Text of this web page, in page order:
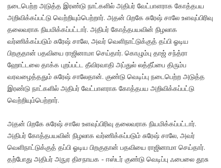
நடைபெற்ற அடுத்த இரண்டு நாட்களில் அதிபர் வேட்பாளராக கோத்தபய
அறிவிக்கப்பட்டு வெற்றியும்பெற்றார். அதன் பிறகே சுரேஷ் சாலே உளவுப்பிரிவு
தலைவராக நியமிக்கப்பட்டார். அதிபர் கோத்தபயவின் நிழலாக
வர்ணிக்கப்படும் சுரேஷ் சாலே, அவர் வெளிநாட்டுக்குத் தப்பி ஓடிய
பிறகுதான் பதவியை ராஜினாமா செய்தார். கொழும்பு தாஜ் சந்த்ரா
ஹோட்டலை தாக்க புறப்பட்ட தீவிரவாதி அப்துல் லத்தீப்பை திரும்ப
வரவழைத்ததும் சுரேஷ் சாலேதான். குண்டு வெடிப்பு நடைபெற்ற அடுத்த
இரண்டு நாட்களில் அதிபர் வேட்பாளராக கோத்தபய அறிவிக்கப்பட்டு
வெற்றியும்பெற்றார்.
அதன் பிறகே சுரேஷ் சாலே உளவுப்பிரிவு தலைவராக நியமிக்கப்பட்டார்.
அதிபர் கோத்தபயவின் நிழலாக வர்ணிக்கப்படும் சுரேஷ் சாலே, அவர்
வெளிநாட்டுக்குத் தப்பி ஓடிய பிறகுதான் பதவியை ராஜினாமா செய்தார்.
தற்போது அதிபர் அநுர திசநாயக - ஈஸ்டர் குண்டு வெடிப்பு ஃபைலை தூசு